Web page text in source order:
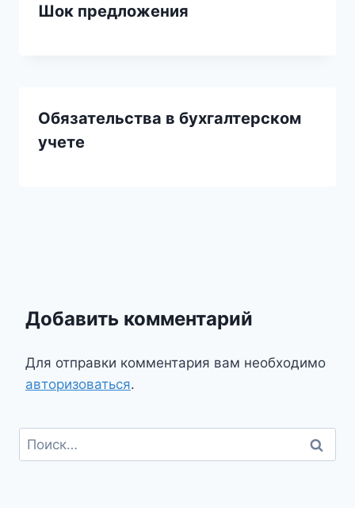
Шок предложения
Обязательства в бухгалтерском
учете
Добавить комментарий
Для отправки комментария вам необходимо
авторизоваться.
Найти: